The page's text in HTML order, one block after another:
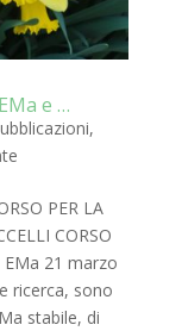
e …
,
PER LA
CORSO
EMa 21 marzo
ricerca, sono
stabile, di